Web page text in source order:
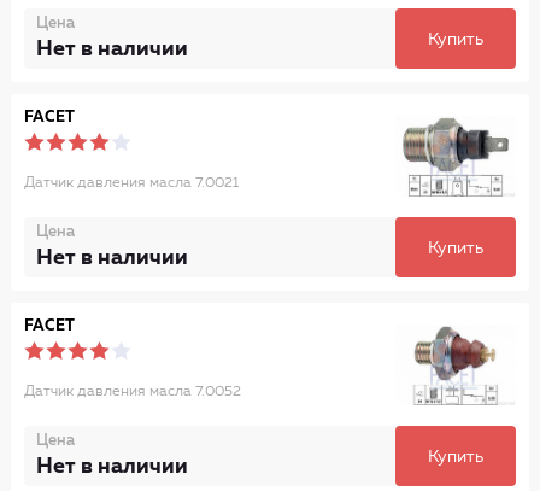
Цена
Нет в наличии Купить
FACET
Датчик давления масла 7.0021
Цена
Нет в наличии Купить
FACET
Датчик давления масла 7.0052
Цена
Нет в наличии Купить